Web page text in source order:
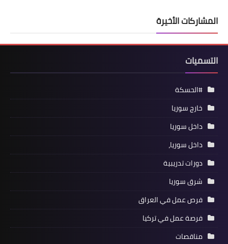
المشاركات الأخيرة
التسميات
#الحسكة
خارج سوريا
داخل سوريا
داخل سوريا،
دورات تدريبية
شرق سوريا
فرص عمل في العراق
فرصة عمل في تركيا
مناقصات